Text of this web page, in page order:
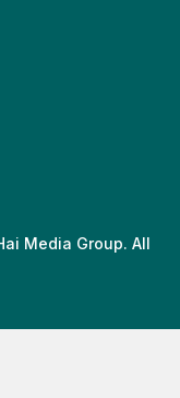
Media Group. All